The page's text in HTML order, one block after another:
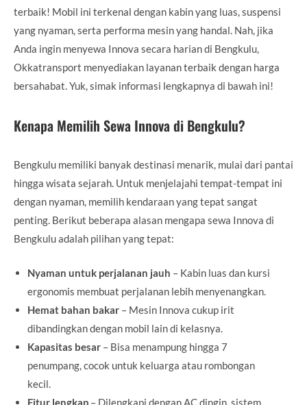
terbaik! Mobil ini terkenal dengan kabin yang luas, suspensi
yang nyaman, serta performa mesin yang handal. Nah, jika
Anda ingin menyewa Innova secara harian di Bengkulu,
Okkatransport menyediakan layanan terbaik dengan harga
bersahabat. Yuk, simak informasi lengkapnya di bawah ini!
Kenapa Memilih Sewa Innova di Bengkulu?
Bengkulu memiliki banyak destinasi menarik, mulai dari pantai
hingga wisata sejarah. Untuk menjelajahi tempat-tempat ini
dengan nyaman, memilih kendaraan yang tepat sangat
penting. Berikut beberapa alasan mengapa sewa Innova di
Bengkulu adalah pilihan yang tepat:
Nyaman untuk perjalanan jauh – Kabin luas dan kursi
ergonomis membuat perjalanan lebih menyenangkan.
Hemat bahan bakar – Mesin Innova cukup irit
dibandingkan dengan mobil lain di kelasnya.
Kapasitas besar – Bisa menampung hingga 7
penumpang, cocok untuk keluarga atau rombongan
kecil.
Fitur lengkap – Dilengkapi dengan AC dingin, sistem